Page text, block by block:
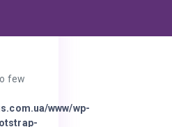
few
www/wp-